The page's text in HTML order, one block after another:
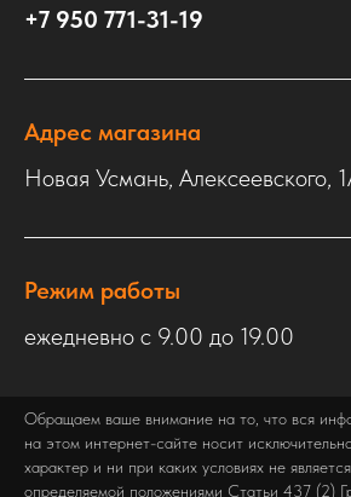
+7 950 771-31-19
Адрес магазина
Новая Усмань, Алексеевского,
Режим работы
ежедневно с 9.00 до 19.00
Обращаем ваше внимание на то, что вся
на этом интернет-сайте носит
характер и ни при каких условиях не
определяемой положениями Статьи 437 (2)